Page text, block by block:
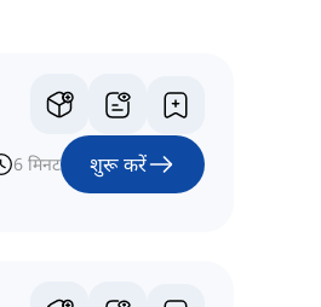
6 मिनट शुरू करें